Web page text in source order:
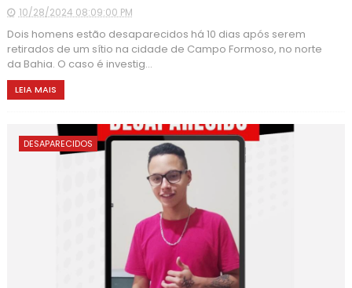
10/28/2024 08:09:00 PM
Dois homens estão desaparecidos há 10 dias após serem
retirados de um sítio na cidade de Campo Formoso, no norte
da Bahia. O caso é investig...
LEIA MAIS
DESAPARECIDOS